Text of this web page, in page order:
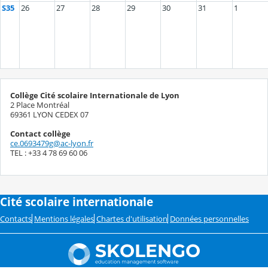
S35 26 27 28 29 30 31 1
Collège Cité scolaire Internationale de Lyon
2 Place Montréal
69361 LYON CEDEX 07
Contact collège
ce.0693479g@ac-lyon.fr
TEL : +33 4 78 69 60 06
Cité scolaire internationale
Contacts Mentions légales Chartes d'utilisation Données personnelles